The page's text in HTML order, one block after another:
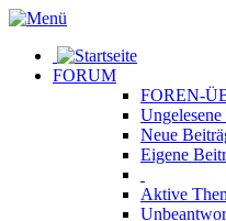
FORUM
FOREN-
Ungelesene
Neue
Eigene
Aktive